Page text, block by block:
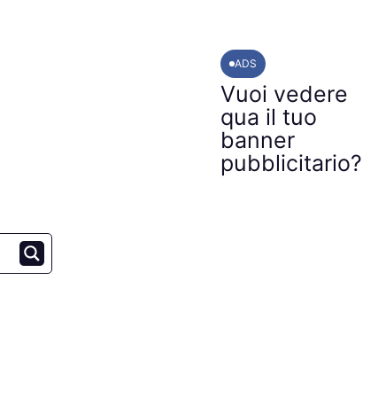
ADS
Vuoi vedere
qua il tuo
banner
pubblicitario?